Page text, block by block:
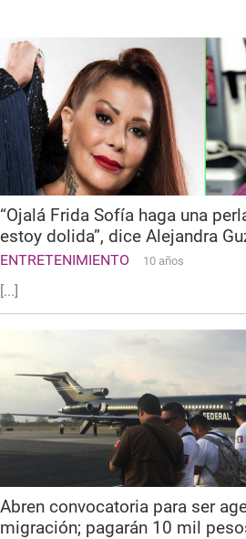
“Ojalá Frida Sofía haga una
estoy dolida”, dice Alejandra
ENTRETENIMIENTO 10 años
[...]
Abren convocatoria para ser
migración; pagarán 10 mil